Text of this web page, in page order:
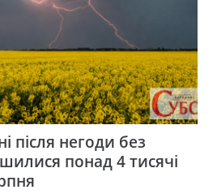
негоди без
понад 4 тисячі